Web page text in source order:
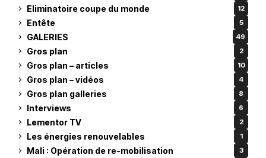
Eliminatoire coupe du monde 12
Entête 5
GALERIES 49
Gros plan 2
Gros plan – articles 10
Gros plan – vidéos 4
Gros plan galleries 8
Interviews 6
Lementor TV 2
Les énergies renouvelables 1
Mali : Opération de re-mobilisation 3